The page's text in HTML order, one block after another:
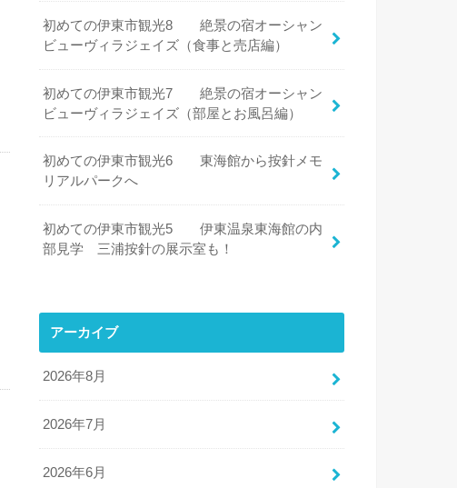
初めての伊東市観光8 絶景の宿オーシャン
ビューヴィラジェイズ（食事と売店編）
初めての伊東市観光7 絶景の宿オーシャン
ビューヴィラジェイズ（部屋とお風呂編）
初めての伊東市観光6 東海館から按針メモ
リアルパークへ
初めての伊東市観光5 伊東温泉東海館の内
部見学 三浦按針の展示室も！
アーカイブ
2026年8月
2026年7月
2026年6月